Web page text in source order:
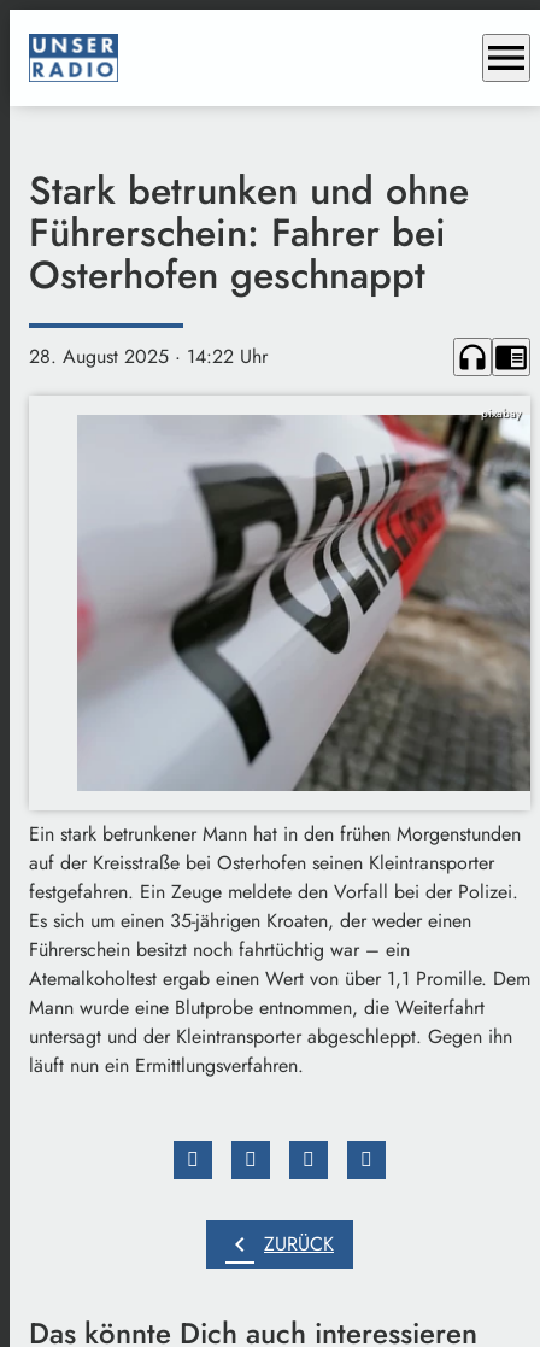
menu
Stark betrunken und ohne
Führerschein: Fahrer bei
Osterhofen geschnappt
28. August 2025 · 14:22 Uhr headphones chrome_reader_mode
pixabay
Ein stark betrunkener Mann hat in den frühen Morgenstunden
auf der Kreisstraße bei Osterhofen seinen Kleintransporter
festgefahren. Ein Zeuge meldete den Vorfall bei der Polizei.
Es sich um einen 35-jährigen Kroaten, der weder einen
Führerschein besitzt noch fahrtüchtig war – ein
Atemalkoholtest ergab einen Wert von über 1,1 Promille. Dem
Mann wurde eine Blutprobe entnommen, die Weiterfahrt
untersagt und der Kleintransporter abgeschleppt. Gegen ihn
läuft nun ein Ermittlungsverfahren.
chevron_left ZURÜCK
Das könnte Dich auch interessieren